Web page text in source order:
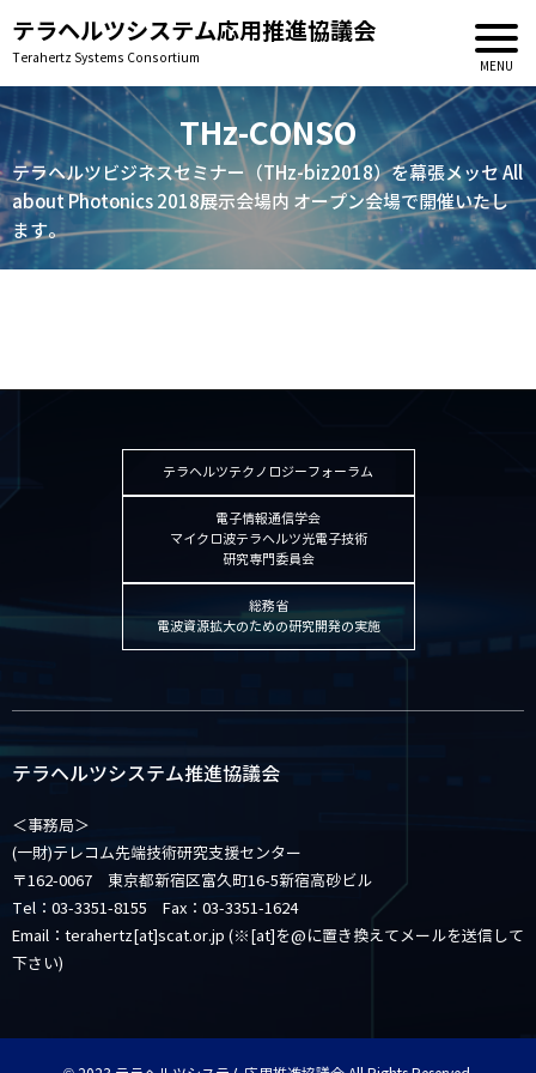
テラヘルツシステム応用推進協議会
Terahertz Systems Consortium
HOME
協議会について
会長挨拶
入会手続
技術検討部会
学会・関連会合での発表
講演会・シンポジウム
部会主催 講演会・セミナー
テラヘルツ関連の会議
お知らせ
ブログ
THz-CONSO
テラヘルツビジネスセミナー（THz-biz2018）を幕張メッセ All
about Photonics 2018展示会場内 オープン会場で開催いたし
ます。
テラヘルツテクノロジーフォーラム
電子情報通信学会
マイクロ波テラヘルツ光電子技術
研究専門委員会
総務省
電波資源拡大のための研究開発の実施
テラヘルツシステム推進協議会
＜事務局＞
(一財)テレコム先端技術研究支援センター
〒162-0067 東京都新宿区富久町16-5新宿高砂ビル
Tel：03-3351-8155 Fax：03-3351-1624
Email：terahertz[at]scat.or.jp (※[at]を@に置き換えてメールを送信して
下さい)